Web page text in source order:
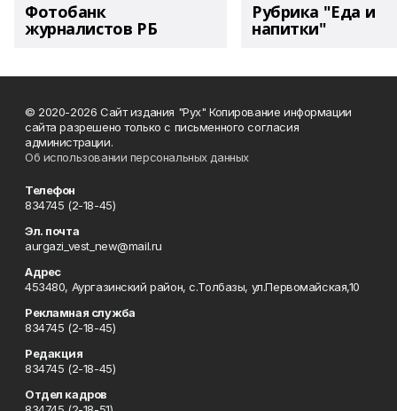
Фотобанк
журналистов РБ
Рубрика "Еда и
напитки"
© 2020-2026 Сайт издания "Рух" Копирование информации
сайта разрешено только с письменного согласия
администрации.
Об использовании персональных данных
Телефон
834745 (2-18-45)
Эл. почта
aurgazi_vest_new@mail.ru
Адрес
453480, Аургазинский район, с.Толбазы, ул.Первомайская,10
Рекламная служба
834745 (2-18-45)
Редакция
834745 (2-18-45)
Отдел кадров